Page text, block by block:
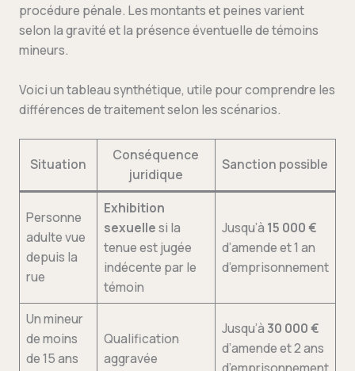
procédure pénale. Les montants et peines varient
selon la gravité et la présence éventuelle de témoins
mineurs.
Voici un tableau synthétique, utile pour comprendre les
différences de traitement selon les scénarios.
Situation
Conséquence
juridique
Sanction possible
Personne
adulte vue
depuis la
rue
Exhibition
sexuellesi la
tenue est jugée
indécente par le
témoin
Jusqu’à 15 000 €
d’amende et 1 an
d’emprisonnement
Un mineur
de moins
de 15 ans
Qualification
aggravée
Jusqu’à30 000 €
d’amende et 2 ans